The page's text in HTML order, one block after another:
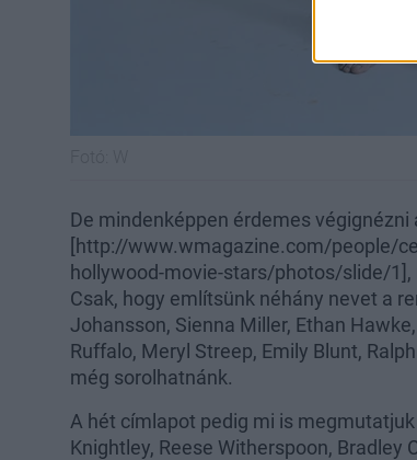
De mindenképpen érdemes
[http://www.wmagazine.com/people/
hollywood-movie-stars/photos/slide/
Csak, hogy említsünk néhány nevet a
Johansson, Sienna Miller, Ethan
Ruffalo, Meryl Streep, Emily Blunt,
még sorolhatnánk.
A hét címlapot pedig mi is
Knightley, Reese Witherspoon, Bradley